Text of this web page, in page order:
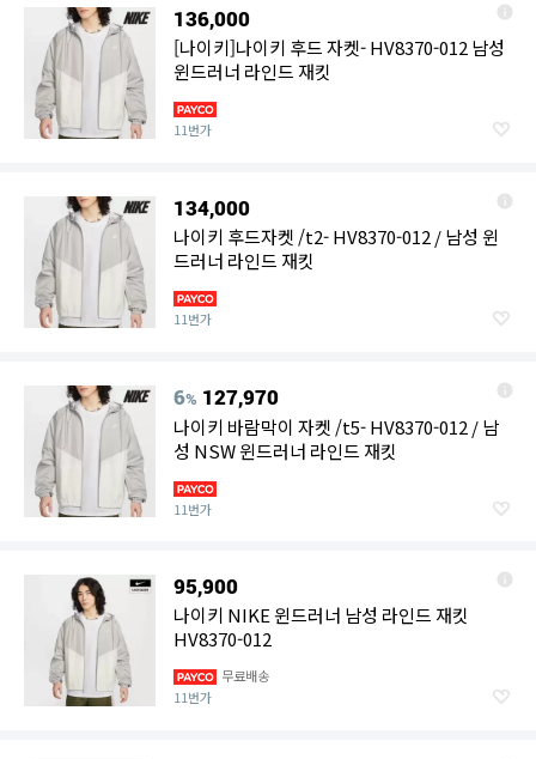
136,000
[나이키]나이키 후드 자켓- HV8370-012 남성
윈드러너 라인드 재킷
11번가
134,000
나이키 후드자켓 /t2- HV8370-012 / 남성 윈
드러너 라인드 재킷
11번가
6% 127,970
나이키 바람막이 자켓 /t5- HV8370-012 / 남
성 NSW 윈드러너 라인드 재킷
11번가
95,900
나이키 NIKE 윈드러너 남성 라인드 재킷
HV8370-012
무료배송
11번가